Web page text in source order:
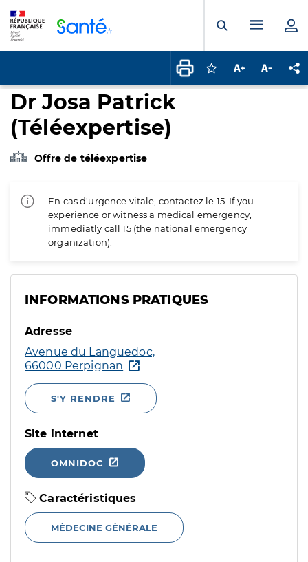
Ouvrir laMenu
Connectez-vous
Augmenter la
Dr Josa Patrick
(Téléexpertise)
Offre de téléexpertise
En cas d'urgence vitale, contactez le 15. If you
experience or witness a medical emergency,
immediatly call 15 (the national emergency
organization).
INFORMATIONS PRATIQUES
Adresse
Avenue du Languedoc,
66000 Perpignan
S'Y RENDRE
Site internet
OMNIDOC
Caractéristiques
MÉDECINE GÉNÉRALE